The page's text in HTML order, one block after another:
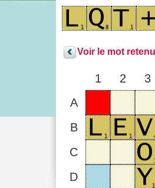
Voir le mot
1 2
3
A
B
C
D